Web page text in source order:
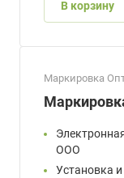
В корзину
Маркировка
ООО
Установка